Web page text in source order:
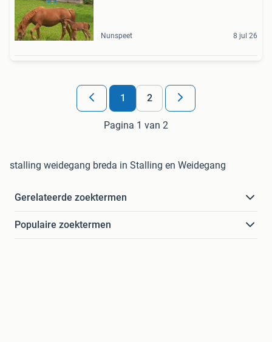
Nunspeet 8 jul 26
1 2
Pagina 1 van 2
stalling weidegang breda in Stalling en Weidegang
Gerelateerde zoektermen
Populaire zoektermen